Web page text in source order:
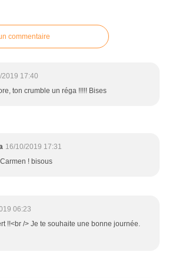
commentaire
2019 17:40
ton crumble un réga !!!!! Bises
16/10/2019 17:31
! bisous
06:23
!!<br /> Je te souhaite une bonne journée.